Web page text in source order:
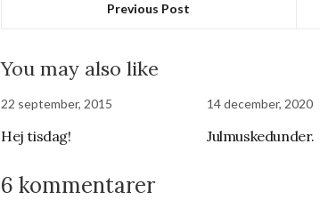
Previous Post
You may also like
22 september, 2015
Hej tisdag!
14 december, 2020
Julmuskedunder.
6 kommentarer